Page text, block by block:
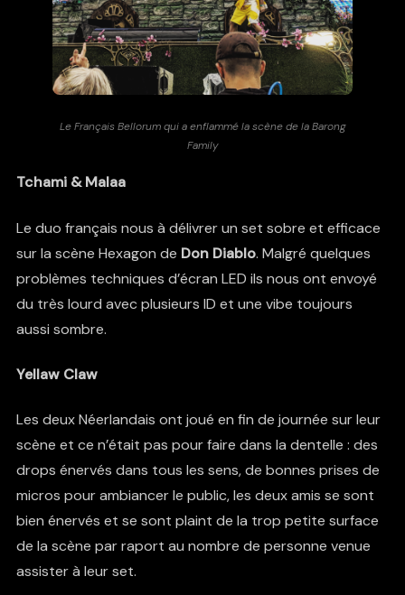
Le Français Bellorum qui a enflammé la scène de la Barong
Family
Tchami & Malaa
Le duo français nous à délivrer un set sobre et efficace
sur la scène Hexagon de Don Diablo. Malgré quelques
problèmes techniques d’écran LED ils nous ont envoyé
du très lourd avec plusieurs ID et une vibe toujours
aussi sombre.
Yellaw Claw
Les deux Néerlandais ont joué en fin de journée sur leur
scène et ce n’était pas pour faire dans la dentelle : des
drops énervés dans tous les sens, de bonnes prises de
micros pour ambiancer le public, les deux amis se sont
bien énervés et se sont plaint de la trop petite surface
de la scène par raport au nombre de personne venue
assister à leur set.